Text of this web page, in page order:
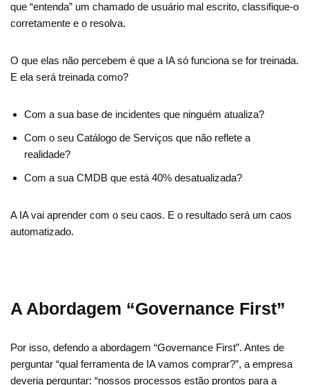
que “entenda” um chamado de usuário mal escrito, classifique-o
corretamente e o resolva.
O que elas não percebem é que a IA só funciona se for treinada.
E ela será treinada como?
Com a sua base de incidentes que ninguém atualiza?
Com o seu Catálogo de Serviços que não reflete a
realidade?
Com a sua CMDB que está 40% desatualizada?
A IA vai aprender com o seu caos. E o resultado será um caos
automatizado.
A Abordagem “Governance First”
Por isso, defendo a abordagem “Governance First”. Antes de
perguntar “qual ferramenta de IA vamos comprar?”, a empresa
deveria perguntar: “nossos processos estão prontos para a